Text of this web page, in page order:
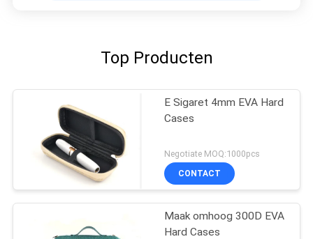
Top Producten
E Sigaret 4mm EVA Hard
Cases
Negotiate MOQ:1000pcs
CONTACT
Maak omhoog 300D EVA
Hard Cases